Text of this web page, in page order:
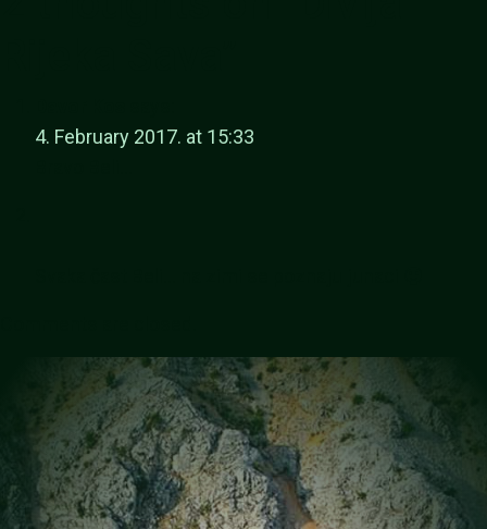
4. February 2017. at 15:33